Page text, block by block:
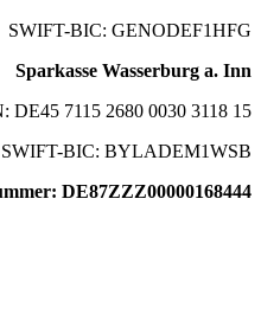
SWIFT-BIC: GENODEF1HFG
Sparkasse Wasserburg a. Inn
DE45 7115 2680 0030 3118 15
SWIFT-BIC: BYLADEM1WSB
DE87ZZZ00000168444